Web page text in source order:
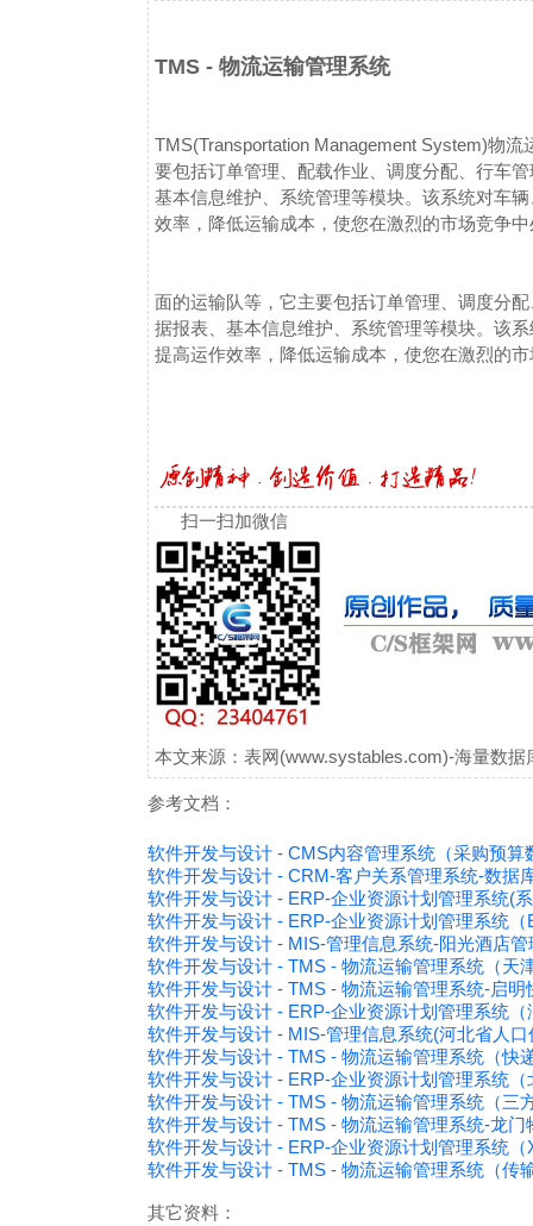
TMS - 物流运输管理系统
TMS(Transportation Management System)物
要包括订单管理、配载作业、调度分配、行车
基本信息维护、系统管理等模块。该系统对车
效率，降低运输成本，使您在激烈的市场竞争
面的运输队等，它主要包括订单管理、调度分
据报表、基本信息维护、系统管理等模块。该
提高运作效率，降低运输成本，使您在激烈的
扫一扫加微信
本文来源：表网(www.systables.com)-海量数
参考文档：
软件开发与设计 - CMS内容管理系统（采购预算
软件开发与设计 - CRM-客户关系管理系统-数据
软件开发与设计 - ERP-企业资源计划管理系统(
软件开发与设计 - ERP-企业资源计划管理系统
软件开发与设计 - MIS-管理信息系统-阳光酒店
软件开发与设计 - TMS - 物流运输管理系统（天
软件开发与设计 - TMS - 物流运输管理系统-启明
软件开发与设计 - ERP-企业资源计划管理系统
软件开发与设计 - MIS-管理信息系统(河北省人
软件开发与设计 - TMS - 物流运输管理系统（快
软件开发与设计 - ERP-企业资源计划管理系统
软件开发与设计 - TMS - 物流运输管理系统（三
软件开发与设计 - TMS - 物流运输管理系统-龙
软件开发与设计 - ERP-企业资源计划管理系统
软件开发与设计 - TMS - 物流运输管理系统（传
其它资料：